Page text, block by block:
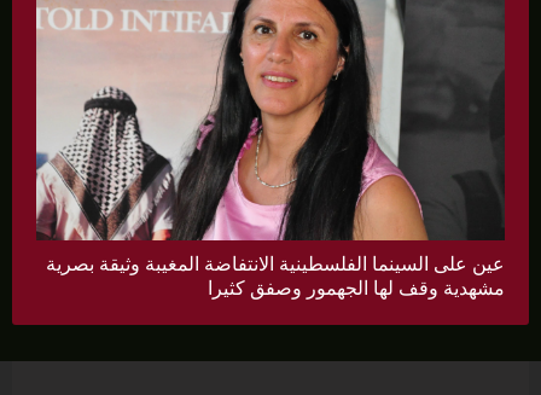
عين على السينما الفلسطينية الانتفاضة المغيبة وثيقة بصرية
مشهدية وقف لها الجهمور وصفق كثيرا